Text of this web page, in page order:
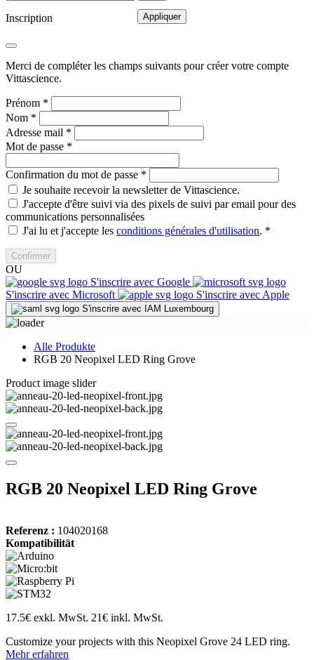
Inscription
Merci de compléter les champs suivants pour créer votre compte
Vittascience.
Prénom *
Nom *
Adresse mail *
Mot de passe *
Confirmation du mot de passe *
Je souhaite recevoir la newsletter de Vittascience.
J'accepte d'être suivi via des pixels de suivi par email pour des
communications personnalisées
J'ai lu et j'accepte les conditions générales d'utilisation. *
Confirmer
OU
S'inscrire avec Google
S'inscrire avec Microsoft
S'inscrire avec Apple
S'inscrire avec IAM Luxembourg
Appliquer
Alle Produkte
RGB 20 Neopixel LED Ring Grove
Product image slider
RGB 20 Neopixel LED Ring Grove
Referenz : 104020168
Kompatibilität
17.5€ exkl. MwSt. 21€ inkl. MwSt.
Customize your projects with this Neopixel Grove 24 LED ring.
Mehr erfahren